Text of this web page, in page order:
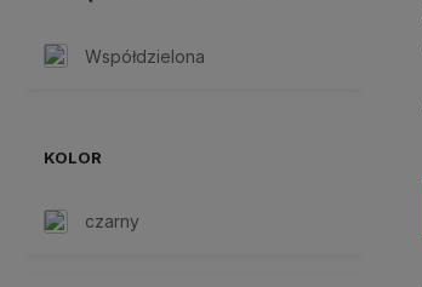
Współdzielona
KOLOR
czarny